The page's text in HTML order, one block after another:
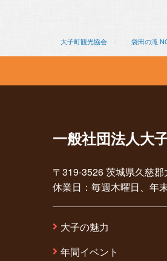
大子町観光協会 袋田の滝
一般社団法人大
〒319-3526 茨城県久慈
休業日：毎週木曜日、年
大子の魅力
年間イベント